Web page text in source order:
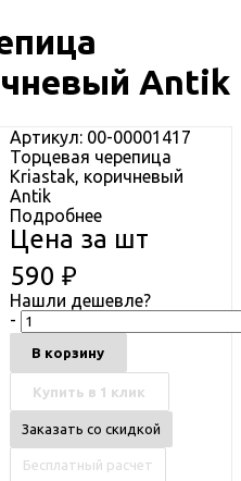
Antik
Артикул: 00-00001417
Торцевая черепица
Kriastak, коричневый
Antik
Подробнее
Цена за шт
590 ₽
Нашли дешевле?
-
В корзину
Купить в 1 клик
Заказать со скидкой
Бесплатный расчет